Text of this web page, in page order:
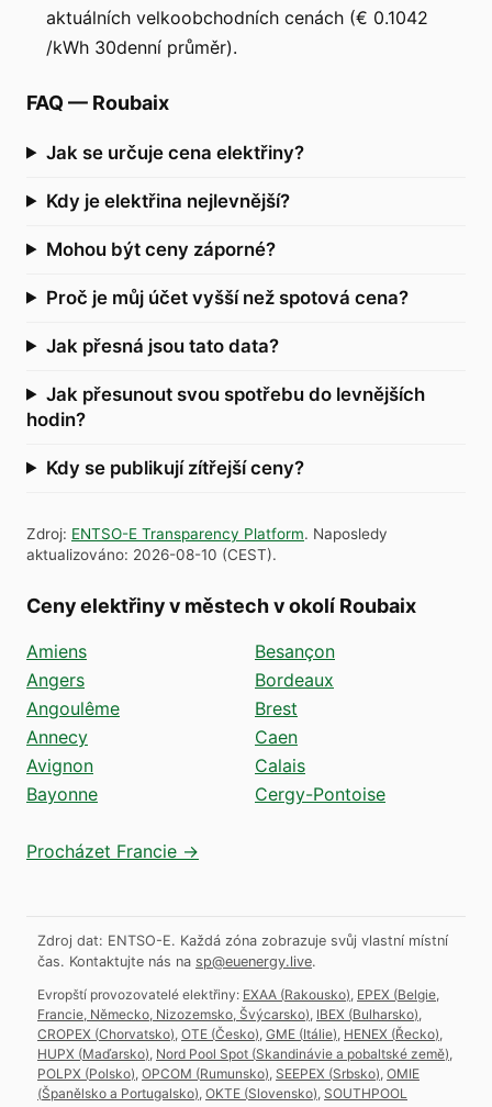
aktuálních velkoobchodních cenách (€ 0.1042
/kWh 30denní průměr).
FAQ — Roubaix
Jak se určuje cena elektřiny?
Kdy je elektřina nejlevnější?
Mohou být ceny záporné?
Proč je můj účet vyšší než spotová cena?
Jak přesná jsou tato data?
Jak přesunout svou spotřebu do levnějších
hodin?
Kdy se publikují zítřejší ceny?
Zdroj: ENTSO-E Transparency Platform. Naposledy
aktualizováno: 2026-08-10 (CEST).
Ceny elektřiny v městech v okolí Roubaix
Amiens
Angers
Angoulême
Annecy
Avignon
Bayonne
Besançon
Bordeaux
Brest
Caen
Calais
Cergy-Pontoise
Procházet Francie →
Zdroj dat: ENTSO-E. Každá zóna zobrazuje svůj vlastní místní
čas. Kontaktujte nás na sp@euenergy.live.
Evropští provozovatelé elektřiny: EXAA (Rakousko) EPEX (Belgie,
Francie, Německo, Nizozemsko, Švýcarsko) IBEX (Bulharsko)
CROPEX (Chorvatsko) OTE (Česko) GME (Itálie) HENEX (Řecko)
HUPX (Maďarsko) Nord Pool Spot (Skandinávie a pobaltské země)
POLPX (Polsko) OPCOM (Rumunsko) SEEPEX (Srbsko) OMIE
(Španělsko a Portugalsko) OKTE (Slovensko) SOUTHPOOL